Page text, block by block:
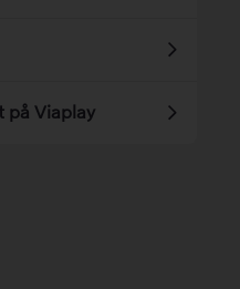
på Viaplay